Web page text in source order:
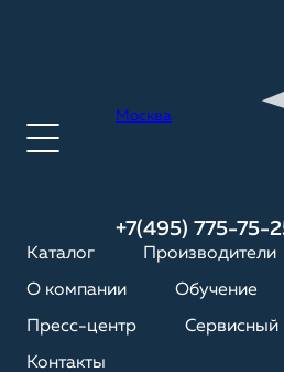
Москва
+7(495) 775-75-
Каталог Производители
О компании Обучение
Пресс-центр Сервисный
Контакты